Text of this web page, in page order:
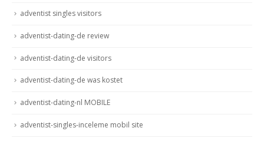
adventist singles visitors
adventist-dating-de review
adventist-dating-de visitors
adventist-dating-de was kostet
adventist-dating-nl MOBILE
adventist-singles-inceleme mobil site